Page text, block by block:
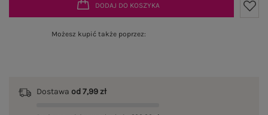
DODAJ DO KOSZYKA
Możesz kupić także poprzez:
Dostawa od 7,99 zł